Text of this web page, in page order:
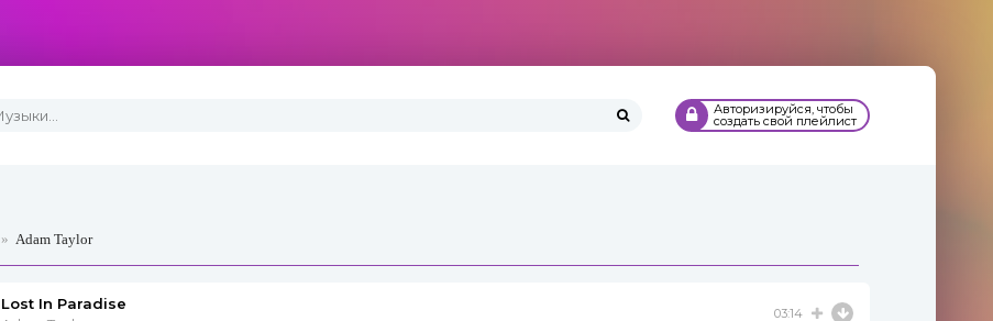
Авторизируйся, чтобы
создать свой плейлист
» Adam Taylor
Lost In Paradise
03:14